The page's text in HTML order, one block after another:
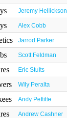
Jeremy Hellickson
Alex Cobb
Jarrod Parker
Scott Feldman
Eric Stults
Wily Peralta
Andy Pettitte
Andrew Cashner